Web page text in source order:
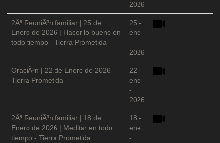
2026
2Âª ReuniÃ³n familiar | 25 de
Enero de 2026 | Hacer lo bueno en
todo tiempo - Tierra Prometida
25 -
ene
-
2026
OraciÃ³n | 22 de Enero de 2026 -
Tierra Prometida
22 -
ene
-
2026
2Âª ReuniÃ³n familiar | 18 de
Enero de 2026 | Meditar en todo
tiempo - Tierra Prometida
18 -
ene
-